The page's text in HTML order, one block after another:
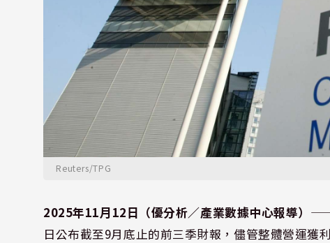
Reuters/TPG
2025年11月12日（優分析／產業數據中心報導） ⸺
日公布截至9月底止的前三季財報，儘管整體營運獲